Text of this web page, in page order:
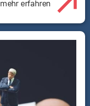
mehr erfahren